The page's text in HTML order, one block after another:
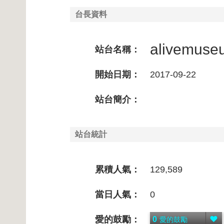
台長資料
站台名稱：
開始日期： 2017-09-22
站台簡介：
站台統計
累積人氣： 129,589
當日人氣： 0
愛的鼓勵： 0 愛的鼓勵